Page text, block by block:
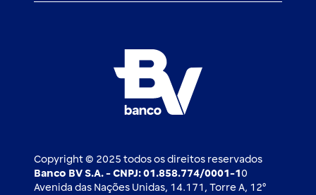
Câmbio e Comércio exterior
Notícias Econômicas
Copyright © 2025 todos os direitos reservados
Banco BV S.A. - CNPJ: 01.858.774/0001-1 0
Avenida das Nações Unidas, 14.171, Torre A, 12⁰